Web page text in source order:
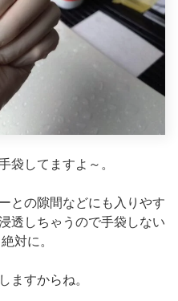
袋してますよ～。
との隙間などにも入りやす
透しちゃうので手袋しない
絶対に。
ますからね。